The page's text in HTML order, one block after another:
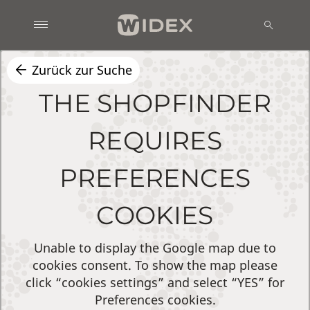
Zurück zur Suche
THE SHOPFINDER
REQUIRES
PREFERENCES
COOKIES
Unable to display the Google map due to
cookies consent. To show the map please
click “cookies settings” and select “YES” for
Preferences cookies.